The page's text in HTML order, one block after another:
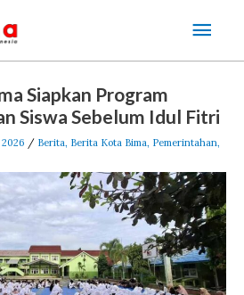
Siapkan Program
Siswa Sebelum Idul Fitri
/ Berita, Berita Kota Bima, Pemerintahan,